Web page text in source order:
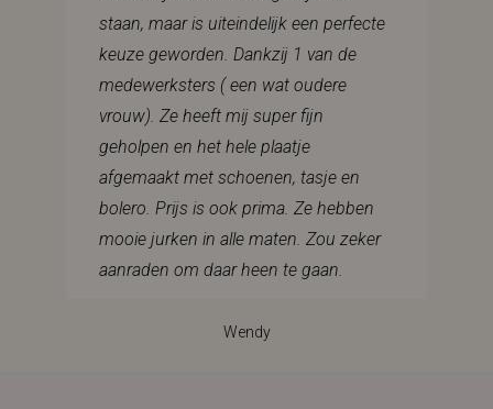
staan, maar is uiteindelijk een perfecte
keuze geworden. Dankzij 1 van de
medewerksters ( een wat oudere
vrouw). Ze heeft mij super fijn
geholpen en het hele plaatje
afgemaakt met schoenen, tasje en
bolero. Prijs is ook prima. Ze hebben
mooie jurken in alle maten. Zou zeker
aanraden om daar heen te gaan.
Wendy